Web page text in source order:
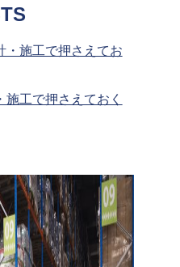
工で押さえておく